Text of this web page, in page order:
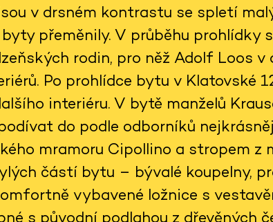
v drsném kontrastu se spletí
přeměnily. V průběhu prohlídky
rodin, pro něž Adolf Loos
Po prohlídce bytu v Klatovské
interiéru. V bytě manželů
do podle odborníků
mramoru Cipollino a stropem z
částí bytu – bývalé koupelny,
vybavené ložnice s
s původní podlahou z dřevěných